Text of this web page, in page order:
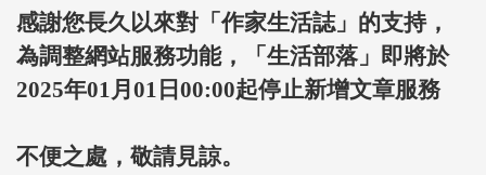
感謝您長久以來對「作家生活誌」的支持，
為調整網站服務功能，「生活部落」即將於
2025年01月01日00:00起停止新增文章服務
不便之處，敬請見諒。